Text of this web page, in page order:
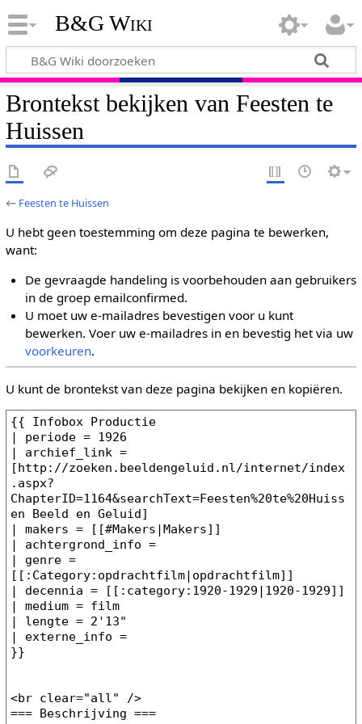
B&G Wiki
Brontekst bekijken van Feesten te
Huissen
← Feesten te Huissen
U hebt geen toestemming om deze pagina te bewerken,
want:
De gevraagde handeling is voorbehouden aan gebruikers
in de groep emailconfirmed.
U moet uw e-mailadres bevestigen voor u kunt
bewerken. Voer uw e-mailadres in en bevestig het via uw
voorkeuren.
U kunt de brontekst van deze pagina bekijken en kopiëren.